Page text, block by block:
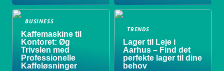
BUSINESS
Kaffemaskine til
Kontoret: Øg
Trivslen med
Professionelle
Kaffeløsninger
TRENDS
Lager til Leje i
Aarhus – Find det
perfekte lager til dine
behov